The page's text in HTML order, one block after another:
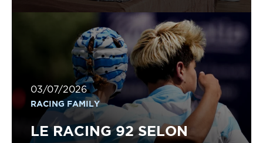
03/07/2026
RACING FAMILY
LE RACING 92 SELON